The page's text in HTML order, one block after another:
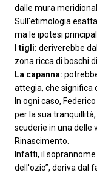
dalle mura
Sull'etimologia
ma le ipotesi
I tigli: deriverebbe
zona ricca di boschi
La capanna:
attegia, che significa
In ogni caso,
per la sua
scuderie in una delle
Rinascimento.
Infatti, il soprannome
dell'ozio”, deriva dal